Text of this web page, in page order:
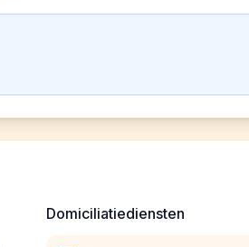
Domiciliatiediensten